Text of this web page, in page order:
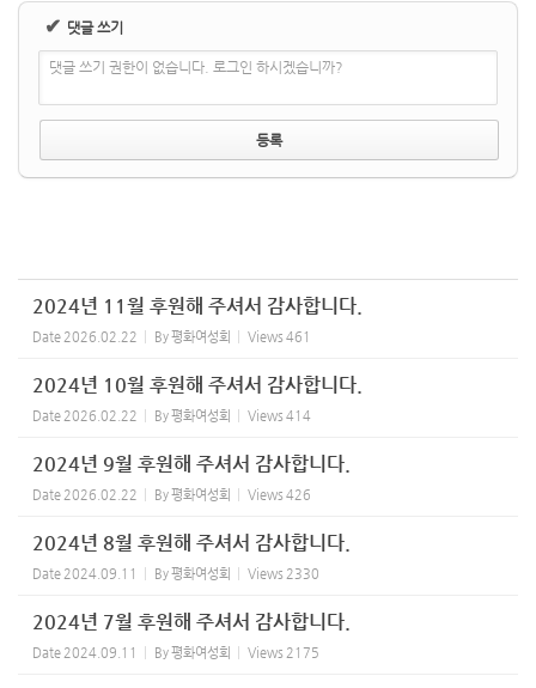
✔ 댓글 쓰기
댓글 쓰기 권한이 없습니다. 로그인 하시겠습니까?
2024년 11월 후원해 주셔서 감사합니다.
Date 2026.02.22 By평화여성회 Views 461
2024년 10월 후원해 주셔서 감사합니다.
Date 2026.02.22 By평화여성회 Views 414
2024년 9월 후원해 주셔서 감사합니다.
Date 2026.02.22 By평화여성회 Views 426
2024년 8월 후원해 주셔서 감사합니다.
Date 2024.09.11 By평화여성회 Views 2330
2024년 7월 후원해 주셔서 감사합니다.
Date 2024.09.11 By평화여성회 Views 2175